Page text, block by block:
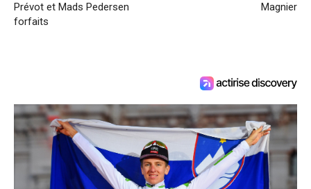
Prévot et Mads Pedersen
forfaits
Magnier